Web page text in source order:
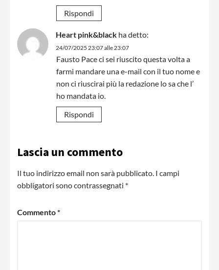
Rispondi
Heart pink&black ha detto:
24/07/2025 23:07 alle 23:07
Fausto Pace ci sei riuscito questa volta a
farmi mandare una e-mail con il tuo nome e
non ci riuscirai più la redazione lo sa che l’
ho mandata io.
Rispondi
Lascia un commento
Il tuo indirizzo email non sarà pubblicato. I campi
obbligatori sono contrassegnati *
Commento*